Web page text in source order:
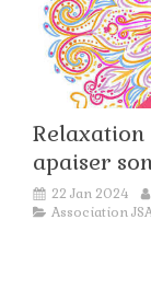
apaiser
22 Jan 2024
Association